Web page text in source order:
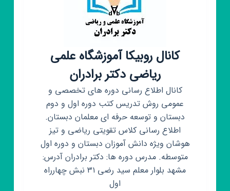
کانال روبیکا آموزشگاه علمی
ریاضی دکتر برادران
کانال اطلاع رسانی دوره های تخصصی و
عمومی روش تدریس کتب دوره اول و دوم
دبستان و توسعه حرفه ای معلمان دبستان.
اطلاع رسانی کلاس تقویتی ریاضی و تیز
هوشان ویژه دانش آموزان دبستان و دوره اول
متوسطه. مدرس دوره ها: دکتر برادران آدرس:
مشهد بلوار معلم سید رضی ۳۱ نبش چهارراه
اول